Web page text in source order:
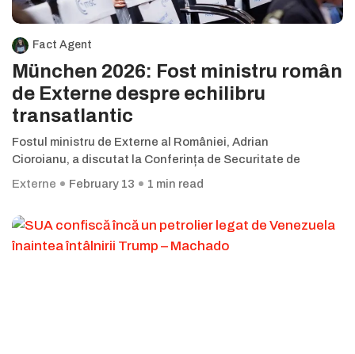
Fact Agent
München 2026: Fost ministru român
de Externe despre echilibru
transatlantic
Fostul ministru de Externe al României, Adrian
Cioroianu, a discutat la Conferința de Securitate de
Externe
February 13 1 min read